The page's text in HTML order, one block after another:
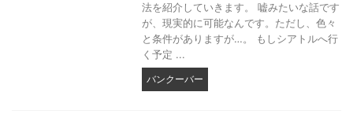
法を紹介していきます。 嘘みたいな話です
が、現実的に可能なんです。ただし、色々
と条件がありますが…。 もしシアトルへ行
く予定 ...
バンクーバー